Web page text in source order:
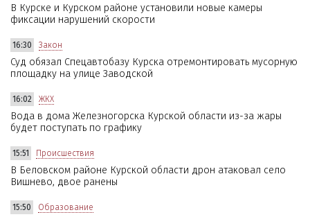
В Курске и Курском районе установили новые камеры
фиксации нарушений скорости
16:30 Закон
Суд обязал Спецавтобазу Курска отремонтировать мусорную
площадку на улице Заводской
16:02 ЖКХ
Вода в дома Железногорска Курской области из-за жары
будет поступать по графику
15:51 Происшествия
В Беловском районе Курской области дрон атаковал село
Вишнево, двое ранены
15:50 Образование